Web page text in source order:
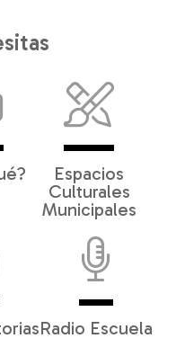
Espacios
Culturales
Municipales
Radio Escuela